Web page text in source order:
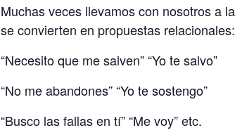
Muchas veces llevamos con nosotros a
se convierten en propuestas relacionales:
“Necesito que me salven” “Yo te salvo”
“No me abandones” “Yo te sostengo”
“Busco las fallas en tí” “Me voy” etc.